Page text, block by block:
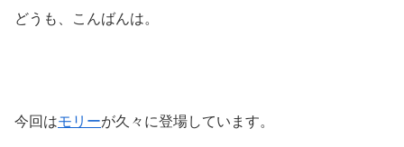
どうも、こんばんは。
今回はモリーが久々に登場しています。